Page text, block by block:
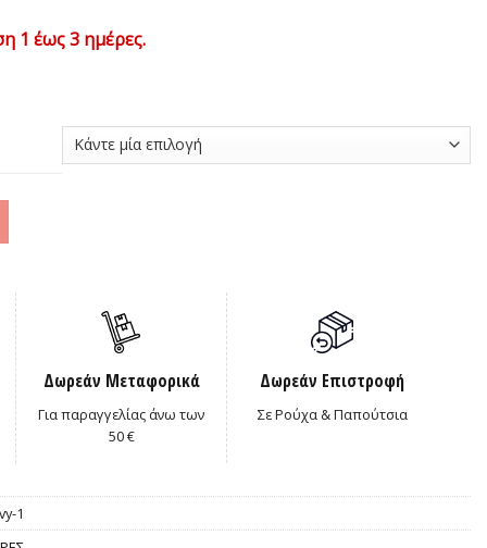
1 έως 3 ημέρες.
Δωρεάν Μεταφορικά
Για παραγγελίας άνω των
50 €
Δωρεάν Επιστροφή
Σε Ρούχα & Παπούτσια
1